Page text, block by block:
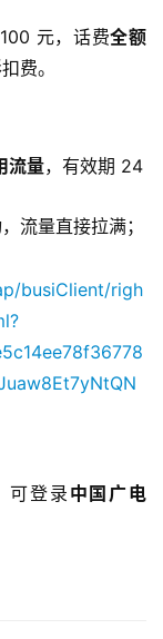
元，话费全额
费。
流量，有效期 24
流量直接拉满；
busiClient/righ
可登录中国广电